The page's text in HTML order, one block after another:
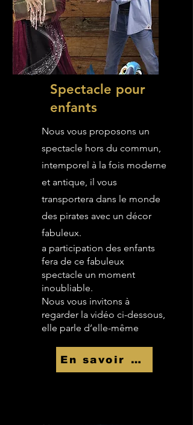
Spectacle pour
enfants
Nous vous proposons un
spectacle hors du commun,
intemporel à la fois moderne
et antique, il vous
transportera dans le monde
des pirates avec un décor
fabuleux.
a participation des enfants
fera de ce fabuleux
spectacle un moment
inoubliable.
Nous vous invitons à
regarder la vidéo ci-dessous,
elle parle d’elle-même
En savoir Plus